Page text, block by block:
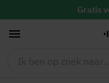
Gratis
20L